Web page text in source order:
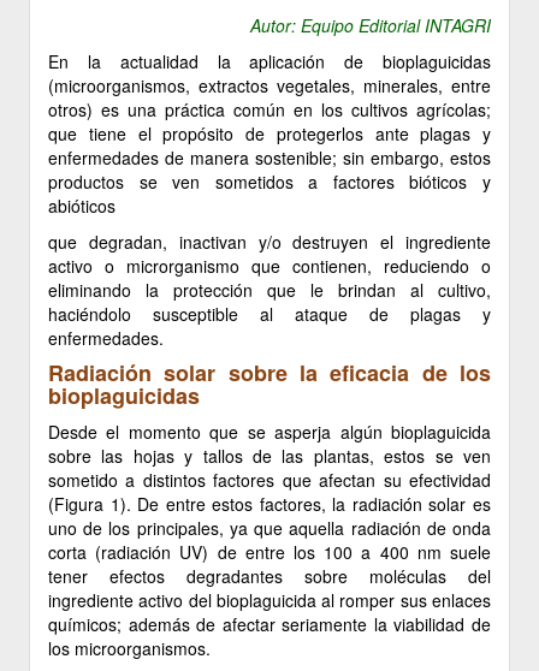
Autor: Equipo Editorial INTAGRI
En la actualidad la aplicación de bioplaguicidas
(microorganismos, extractos vegetales, minerales, entre
otros) es una práctica común en los cultivos agrícolas;
que tiene el propósito de protegerlos ante plagas y
enfermedades de manera sostenible; sin embargo, estos
productos se ven sometidos a factores bióticos y
abióticos
que degradan, inactivan y/o destruyen el ingrediente
activo o microrganismo que contienen, reduciendo o
eliminando la protección que le brindan al cultivo,
haciéndolo susceptible al ataque de plagas y
enfermedades.
Radiación solar sobre la eficacia de los
bioplaguicidas
Desde el momento que se asperja algún bioplaguicida
sobre las hojas y tallos de las plantas, estos se ven
sometido a distintos factores que afectan su efectividad
(Figura 1). De entre estos factores, la radiación solar es
uno de los principales, ya que aquella radiación de onda
corta (radiación UV) de entre los 100 a 400 nm suele
tener efectos degradantes sobre moléculas del
ingrediente activo del bioplaguicida al romper sus enlaces
químicos; además de afectar seriamente la viabilidad de
los microorganismos.